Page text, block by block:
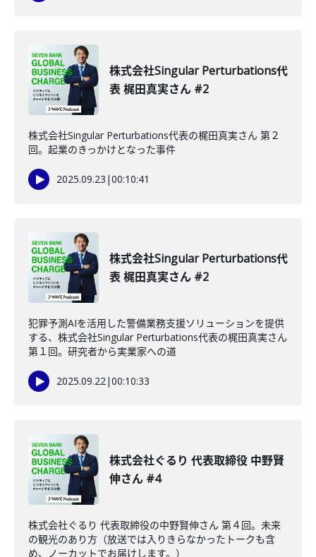
株式会社Singular Perturbations代
表 梶田真実さん #2
株式会社Singular Perturbations代表の梶田真実さん 第２
回。起業のきっかけとなった事件
2025.09.23 |00:10:41
株式会社Singular Perturbations代
表 梶田真実さん #2
犯罪予測AIを活用した警備業務支援ソリューションを提供
する、株式会社Singular Perturbations代表の梶田真実さん
第１回。研究者から実業家への道
2025.09.22|00:10:33
株式会社ぐるり 代表取締役 中野賢
伸さん #4
株式会社ぐるり 代表取締役の中野賢伸さん 第４回。未来
の観光のあり方（放送では入りきらなかったトークも含
め、ノーカットでお届けします。）